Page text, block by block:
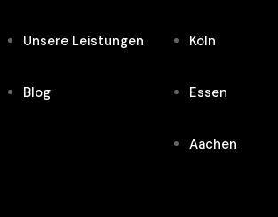
Unsere Leistungen
Blog
Köln
Essen
Aachen